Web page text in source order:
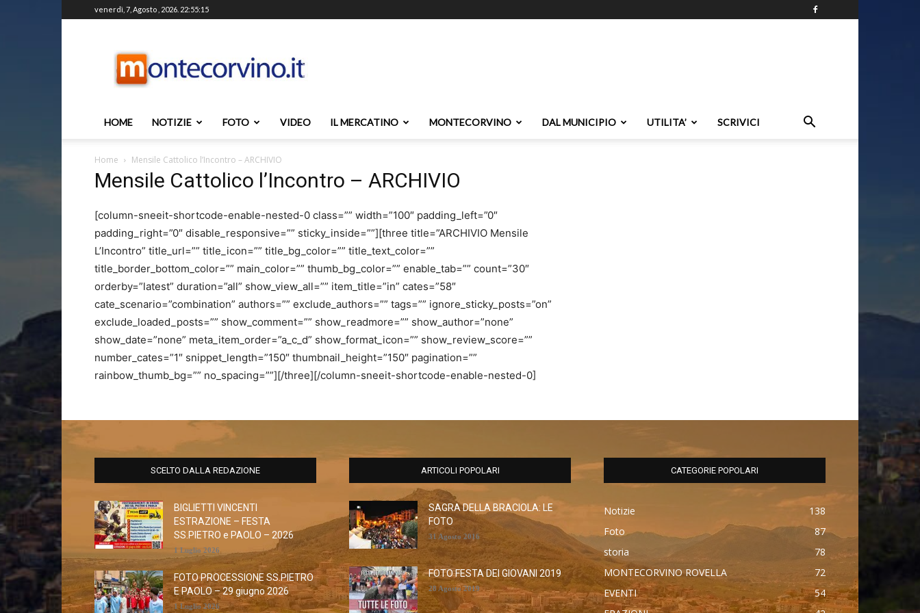
venerdì, 7, Agosto , 2026. 22:55:15
HOME NOTIZIE FOTO VIDEO IL MERCATINO MONTECORVINO DAL MUNICIPIO UTILITA’ SCRIVICI
Home Mensile Cattolico l’Incontro – ARCHIVIO
Mensile Cattolico l’Incontro – ARCHIVIO
[column-sneeit-shortcode-enable-nested-0 class=”” width=”100″ padding_left=”0″
padding_right=”0″ disable_responsive=”” sticky_inside=””][three title=”ARCHIVIO Mensile
L’Incontro” title_url=”” title_icon=”” title_bg_color=”” title_text_color=””
title_border_bottom_color=”” main_color=”” thumb_bg_color=”” enable_tab=”” count=”30″
orderby=”latest” duration=”all” show_view_all=”” item_title=”in” cates=”58″
cate_scenario=”combination” authors=”” exclude_authors=”” tags=”” ignore_sticky_posts=”on”
exclude_loaded_posts=”” show_comment=”” show_readmore=”” show_author=”none”
show_date=”none” meta_item_order=”a_c_d” show_format_icon=”” show_review_score=””
number_cates=”1″ snippet_length=”150″ thumbnail_height=”150″ pagination=””
rainbow_thumb_bg=”” no_spacing=””][/three][/column-sneeit-shortcode-enable-nested-0]
SCELTO DALLA REDAZIONE
BIGLIETTI VINCENTI
ESTRAZIONE – FESTA
SS.PIETRO e PAOLO – 2026
1 Luglio 2026
FOTO PROCESSIONE SS.PIETRO
E PAOLO – 29 giugno 2026
1 Luglio 2026
ARTICOLI POPOLARI
SAGRA DELLA BRACIOLA: LE
FOTO
31 Agosto 2016
FOTO FESTA DEI GIOVANI 2019
28 Agosto 2019
CATEGORIE POPOLARI
Notizie
138
Foto
87
storia
78
MONTECORVINO ROVELLA
72
EVENTI
54